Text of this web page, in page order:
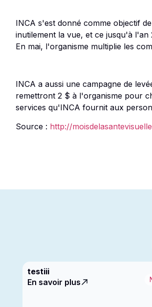
INCA s'est donné comme objectif
inutilement la vue, et ce jusqu'à
En mai, l'organisme multiplie les
INCA a aussi une campagne de
remettront 2 $ à l'organisme pour
services qu'INCA fournit aux
Source : http://
testiii
En savoir plus